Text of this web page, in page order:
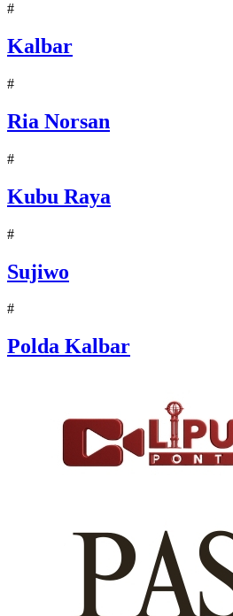
#
Kalbar
#
Ria Norsan
#
Kubu Raya
#
Sujiwo
#
Polda Kalbar